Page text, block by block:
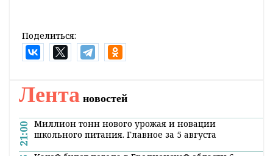
Поделиться:
Лента новостей
21:00 Миллион тонн нового урожая и новации
школьного питания. Главное за 5 августа